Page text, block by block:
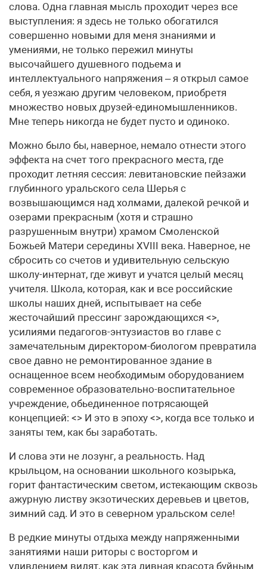
слова. Одна главная мысль проходит через все
выступления: я здесь не только обогатился
совершенно новыми для меня знаниями и
умениями, не только пережил минуты
высочайшего душевного подьема и
интеллектуального напряжения – я открыл самое
себя, я уезжаю другим человеком, приобретя
множество новых друзей-единомышленников.
Мне теперь никогда не будет пусто и одиноко.
Можно было бы, наверное, немало отнести этого
эффекта на счет того прекрасного места, где
проходит летняя сессия: левитановские пейзажи
глубинного уральского села Шерья с
возвышающимся над холмами, далекой речкой и
озерами прекрасным (хотя и страшно
разрушенным внутри) храмом Смоленской
Божьей Матери середины ХVIII века. Наверное, не
сбросить со счетов и удивительную сельскую
школу-интернат, где живут и учатся целый месяц
учителя. Школа, которая, как и все российские
школы наших дней, испытывает на себе
жесточайший прессинг зарождающихся <>,
усилиями педагогов-энтузиастов во главе с
замечательным директором-биологом превратила
свое давно не ремонтированное здание в
оснащенное всем необходимым оборудованием
современное образовательно-воспитательное
учреждение, обьединенное потрясающей
концепцией: <> И это в эпоху <>, когда все только и
заняты тем, как бы заработать.
И слова эти не лозунг, а реальность. Над
крыльцом, на основании школьного козырька,
горит фантастическим светом, истекающим сквозь
ажурную листву экзотических деревьев и цветов,
зимний сад. И это в северном уральском селе!
В редкие минуты отдыха между напряженными
занятиями наши риторы с восторгом и
удивлением видят, как эта дивная красота буйным